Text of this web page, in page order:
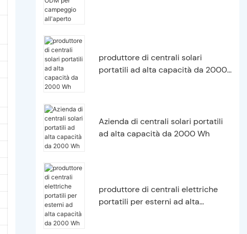
produttore di centrali solari
portatili ad alta capacità da 2000
Azienda di centrali solari portatili
ad alta capacità da 2000 Wh
produttore di centrali elettriche
portatili per esterni ad alta